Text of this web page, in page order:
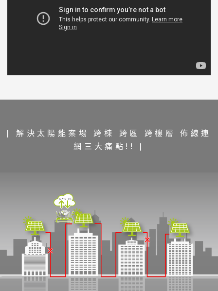
| 解決太陽能案場 跨棟 跨區 跨樓層 佈線連
網三大痛點!! |
取代實體線
多棟型太陽能智能源監控系統，蒐集各棟逆變器效率數
據，協助營運商即時掌握發電狀態資訊。
多棟間逆變器的RS485實體拉線整合相對困難、工程
期長、費用偏高、日後查線也難。Z920L的無線網路